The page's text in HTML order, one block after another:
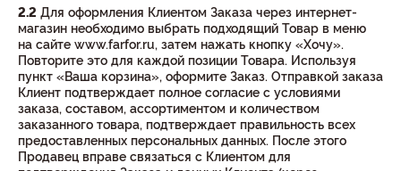
2.2 Для оформления Клиентом Заказа через интернет-
магазин необходимо выбрать подходящий Товар в меню
на сайте www.farfor.ru, затем нажать кнопку «Хочу».
Повторите это для каждой позиции Товара. Используя
пункт «Ваша корзина», оформите Заказ. Отправкой заказа
Клиент подтверждает полное согласие с условиями
заказа, составом, ассортиментом и количеством
заказанного товара, подтверждает правильность всех
предоставленных персональных данных. После этого
Продавец вправе связаться с Клиентом для